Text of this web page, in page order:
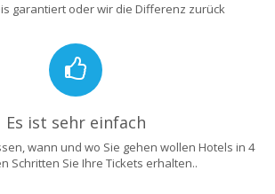
garantiert oder wir die Differenz zurück
Es ist sehr einfach
wann und wo Sie gehen wollen Hotels in 4
Schritten Sie Ihre Tickets erhalten..